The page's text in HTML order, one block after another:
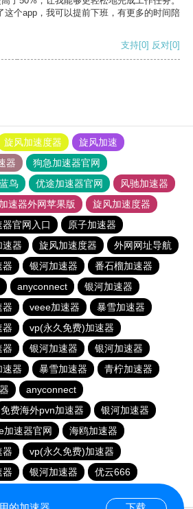
这个app，我可以提前下班，有更多的时间陪
支持[0] 反对[0]
旋风加速度器
旋风加速
器
狗急加速器官网
鸟 优途加速器官网
风驰加速器
速器外网苹果版
旋风加速度器
官网入口
原子加速器
速器 旋风加速度器
外网网址导航
器 银河加速器
番石榴加速器
anyconnect
银河加速器
器 veee加速器
暴雪加速器
器
vp(永久免费)加速器
器 银河加速器
银河加速器
速器 暴雪加速器
青柠加速器
anyconnect
免费海外pvn加速器
银河加速器
加速器官网
海鸥加速器
器
vp(永久免费)加速器
器 银河加速器
优云666